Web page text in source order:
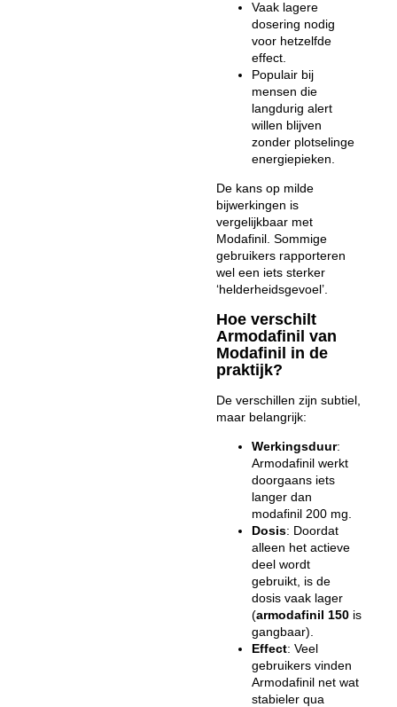
Vaak lagere
dosering nodig
voor hetzelfde
effect.
Populair bij
mensen die
langdurig alert
willen blijven
zonder plotselinge
energiepieken.
De kans op milde
bijwerkingen is
vergelijkbaar met
Modafinil. Sommige
gebruikers rapporteren
wel een iets sterker
‘helderheidsgevoel’.
Hoe verschilt
Armodafinil van
Modafinil in de
praktijk?
De verschillen zijn subtiel,
maar belangrijk:
Werkingsduur:
Armodafinil werkt
doorgaans iets
langer dan
modafinil 200 mg.
Dosis: Doordat
alleen het actieve
deel wordt
gebruikt, is de
dosis vaak lager
(armodafinil 150 is
gangbaar).
Effect: Veel
gebruikers vinden
Armodafinil net wat
stabieler qua